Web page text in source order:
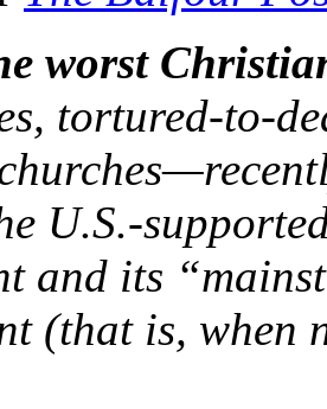
worst
tortured-to-
U.S.-
and its
(that is, when